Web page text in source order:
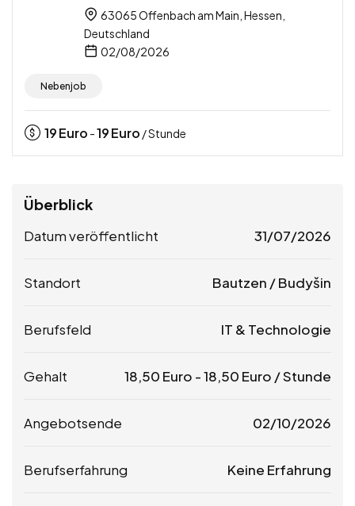
63065 Offenbach am Main, Hessen,
Deutschland
02/08/2026
Nebenjob
19Euro -19Euro / Stunde
Überblick
Datum veröffentlicht 31/07/2026
Standort Bautzen / Budyšin
Berufsfeld IT & Technologie
Gehalt 18,50 Euro -18,50 Euro / Stunde
Angebotsende 02/10/2026
Berufserfahrung Keine Erfahrung